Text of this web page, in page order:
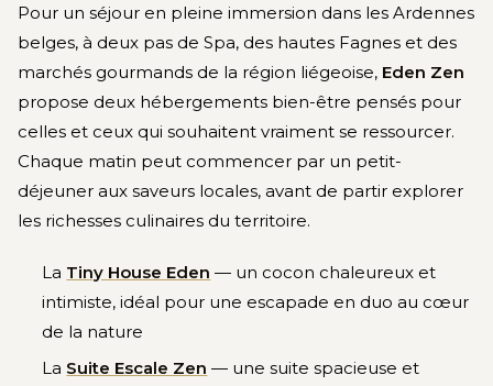
Pour un séjour en pleine immersion dans les Ardennes
belges, à deux pas de Spa, des hautes Fagnes et des
marchés gourmands de la région liégeoise, Eden Zen
propose deux hébergements bien-être pensés pour
celles et ceux qui souhaitent vraiment se ressourcer.
Chaque matin peut commencer par un petit-
déjeuner aux saveurs locales, avant de partir explorer
les richesses culinaires du territoire.
La Tiny House Eden — un cocon chaleureux et
intimiste, idéal pour une escapade en duo au cœur
de la nature
La Suite Escale Zen — une suite spacieuse et